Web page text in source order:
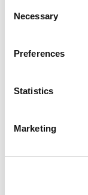
Selection
Necessary
Preferences
Statistics
Marketing
三井化学
新たなチャ
丁寧に考え・試
バランスだけで